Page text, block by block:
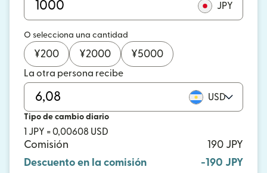
JPY
O selecciona una cantidad
¥200 ¥2000 ¥5000
La otra persona recibe
USD
Tipo de cambio diario
1 JPY = 0,00608 USD
Comisión
190 JPY
Descuento en la comisión
-190 JPY